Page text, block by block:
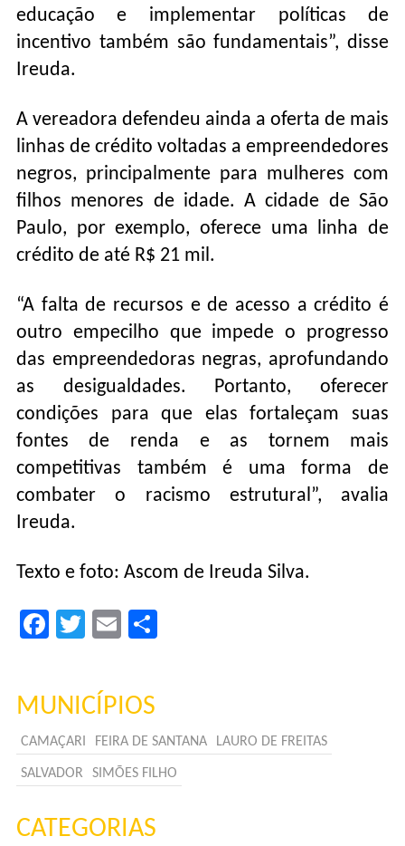
educação e implementar políticas de
incentivo também são fundamentais”, disse
Ireuda.
A vereadora defendeu ainda a oferta de mais
linhas de crédito voltadas a empreendedores
negros, principalmente para mulheres com
filhos menores de idade. A cidade de São
Paulo, por exemplo, oferece uma linha de
crédito de até R$ 21 mil.
“A falta de recursos e de acesso a crédito é
outro empecilho que impede o progresso
das empreendedoras negras, aprofundando
as desigualdades. Portanto, oferecer
condições para que elas fortaleçam suas
fontes de renda e as tornem mais
competitivas também é uma forma de
combater o racismo estrutural”, avalia
Ireuda.
Texto e foto: Ascom de Ireuda Silva.
Facebook
TwitterEmail
MUNICÍPIOS
CAMAÇARI FEIRA DE SANTANA LAURO DE FREITAS
SALVADOR SIMÕES FILHO
CATEGORIAS